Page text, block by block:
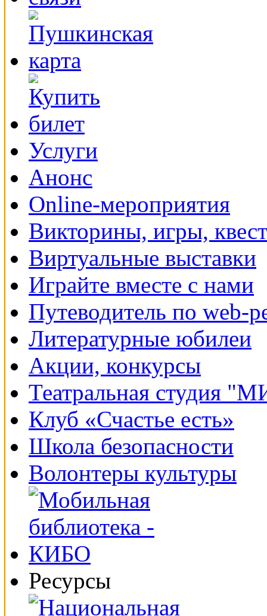
Услуги
Анонс
Online-мероприятия
Викторины, игры,
Виртуальные выставки
Играйте вместе с нами
Путеводитель по web-
Литературные юбилеи
Акции, конкурсы
Театральная студия
Клуб «Счастье есть»
Школа безопасности
Волонтеры культуры
Ресурсы